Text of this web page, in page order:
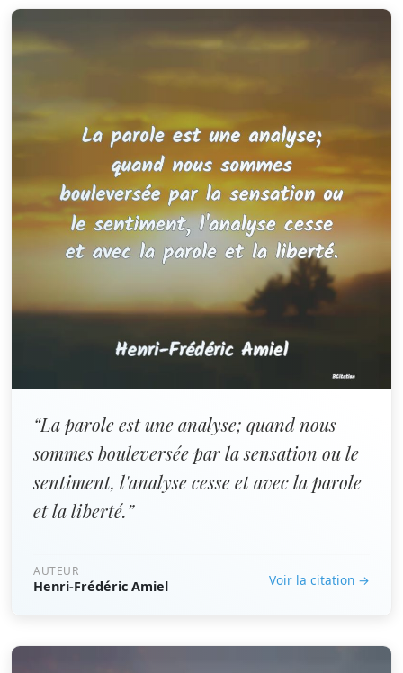
“La parole est une analyse; quand nous
sommes bouleversée par la sensation ou le
sentiment, l'analyse cesse et avec la parole
et la liberté.”
AUTEUR
Henri-Frédéric Amiel Voir la citation →